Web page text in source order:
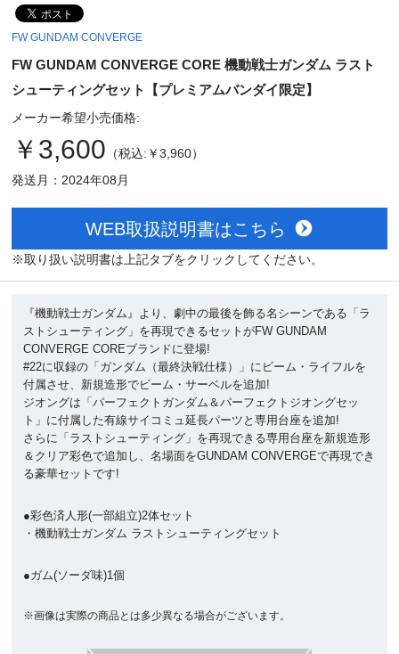
FW GUNDAM CONVERGE
FW GUNDAM CONVERGE CORE 機動戦士ガンダム ラスト
シューティングセット【プレミアムバンダイ限定】
メーカー希望小売価格:
￥3,600 （税込:￥3,960）
発送月：2024年08月
WEB取扱説明書はこちら
※取り扱い説明書は上記タブをクリックしてください。
『機動戦士ガンダム』より、劇中の最後を飾る名シーンである「ラ
ストシューティング」を再現できるセットがFW GUNDAM
CONVERGE COREブランドに登場!
#22に収録の「ガンダム（最終決戦仕様）」にビーム・ライフルを
付属させ、新規造形でビーム・サーベルを追加!
ジオングは「パーフェクトガンダム＆パーフェクトジオングセッ
ト」に付属した有線サイコミュ延長パーツと専用台座を追加!
さらに「ラストシューティング」を再現できる専用台座を新規造形
＆クリア彩色で追加し、名場面をGUNDAM CONVERGEで再現でき
る豪華セットです!
●彩色済人形(一部組立)2体セット
・機動戦士ガンダム ラストシューティングセット
●ガム(ソーダ味)1個
※画像は実際の商品とは多少異なる場合がございます。